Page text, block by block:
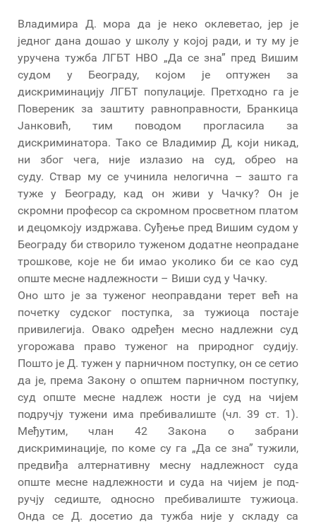
Владимира Д. мора да је неко оклеветао, јер је
једног дана дошао у школу у којој ради, и ту му је
уручена тужба ЛГБТ НВО „Да се зна” пред Вишим
судом у Београду, којом је оптужен за
дискриминацију ЛГБТ популације. Претходно га је
Повереник за заштиту равноправности, Бранкица
Јанковић, тим поводом прогласила за
дискриминатора. Тако се Владимир Д, који никад,
ни због чега, није излазио на суд, обрео на
суду. Ствар му се учинила нелогична – зашто га
туже у Београду, кад он живи у Чачку? Он је
скромни професор са скромном просветном платом
и децомкоју издржава. Суђење пред Вишим судом у
Београду би створило туженом додатне неопрадане
трошкове, које не би имао уколико би се као суд
опште месне надлежности – Виши суд у Чачку.
Оно што је за туженог неоправдани терет већ на
почетку судског поступка, за тужиоца постаје
привилегија. Овако одређен месно надлежни суд
угорожава право туженог на природног судију.
Пошто је Д. тужен у парничном поступку, он се сетио
да је, према Закону о општем парничном поступку,
суд опште месне надлеж ности је суд на чијем
подручју тужени има пребивалиште (чл. 39 ст. 1).
Међутим, члан 42 Закона о забрани
дискриминације, по коме су га „Да се зна” тужили,
предвиђа алтернативну месну надлежност суда
опште месне надлежности и суда на чијем је под-
ручју седиште, односно пребивалиште тужиоца.
Онда се Д. досетио да тужба није у складу са